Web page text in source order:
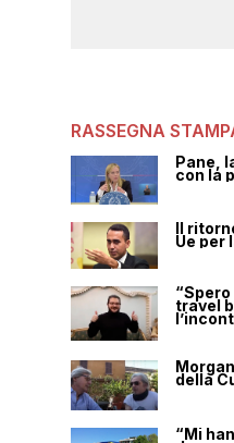
RASSEGNA
Pane,
con la
Il
Ue per
travel
della
“Mi